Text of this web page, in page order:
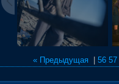
« Предыдущая 56 57